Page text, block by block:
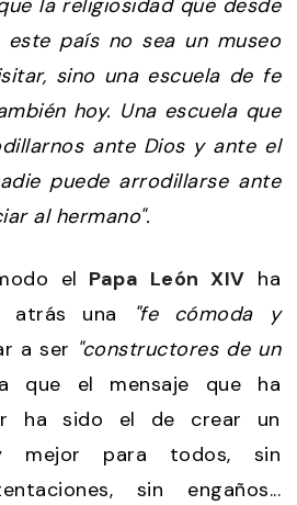
la religiosidad que desde
este país no sea un museo
sino una escuela de fe
hoy. Una escuela que
ante Dios y ante el
puede arrodillarse ante
al hermano".
el Papa León XIV ha
atrás una
"fe cómoda y
a ser "constructores de un
que el mensaje que ha
ha sido el de crear un
mejor para todos, sin
sin engaños...